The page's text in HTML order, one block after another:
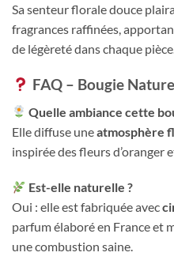
Sa senteur florale douce
fragrances raffinées,
de légèreté dans chaque
FAQ – Bougie
Quelle ambiance cette
Elle diffuse uneatmosphère
inspirée des fleurs d’oranger
Est-elle naturelle ?
Oui : elle est fabriquée avec
parfum élaboré en France et
une combustion saine.